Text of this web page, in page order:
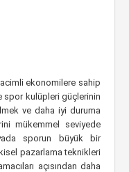
ekonomilere sahip
spor kulüpleri güçlerinin
ve daha iyi duruma
mükemmel seviyede
sporun büyük bir
pazarlama teknikleri
açısından daha